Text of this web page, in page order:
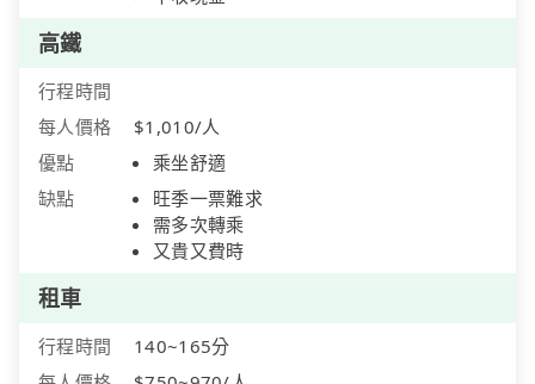
高鐵
行程時間
每人價格
$1,010/人
優點
乘坐舒適
缺點
旺季一票難求
需多次轉乘
又貴又費時
租車
行程時間
140~165分